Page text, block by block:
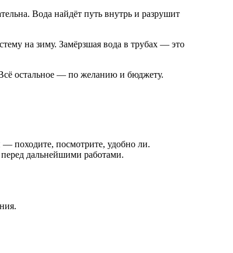
Вода найдёт путь внутрь и разрушит
на зиму. Замёрзшая вода в трубах — это
остальное — по желанию и бюджету.
походите, посмотрите, удобно ли.
дальнейшими работами.